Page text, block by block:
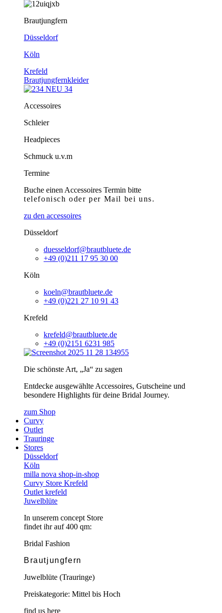
Brautjungfern
Düsseldorf
Köln
Krefeld
Brautjungfernkleider
Accessoires
Schleier
Headpieces
Schmuck u.v.m
Termine
Buche einen Accessoires Termin bitte
telefonischoder per Mail bei uns.
zu den accessoires
Düsseldorf
duesseldorf@brautbluete.de
+49 (0)211 17 95 30 00
Köln
koeln@brautbluete.de
+49 (0)221 27 10 91 43
Krefeld
krefeld@brautbluete.de
+49 (0)2151 6231 985
Die schönste Art, „Ja“ zu sagen
Entdecke ausgewählte Accessoires, Gutscheine und
besondere Highlights für deine Bridal Journey.
zum Shop
Curvy
Outlet
Trauringe
Stores
Düsseldorf
Köln
milla nova shop-in-shop
Curvy Store Krefeld
Outlet krefeld
Juwelblüte
In unserem concept Store
findet ihr auf 400 qm:
Bridal Fashion
Brautjungfern
Juwelblüte (Trauringe)
Preiskategorie: Mittel bis Hoch
find us here